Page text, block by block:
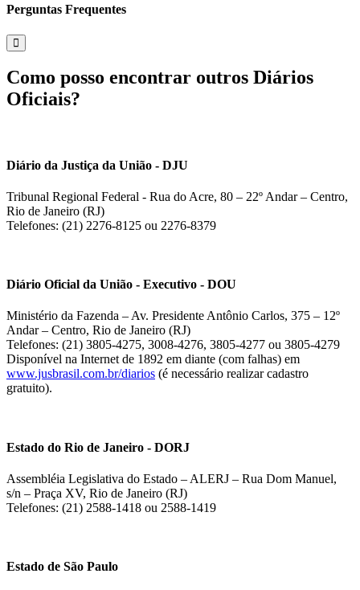
Perguntas Frequentes
Como posso encontrar outros Diários
Oficiais?
Diário da Justiça da União - DJU
Tribunal Regional Federal - Rua do Acre, 80 – 22º Andar – Centro,
Rio de Janeiro (RJ)
Telefones: (21) 2276-8125 ou 2276-8379
Diário Oficial da União - Executivo - DOU
Ministério da Fazenda – Av. Presidente Antônio Carlos, 375 – 12º
Andar – Centro, Rio de Janeiro (RJ)
Telefones: (21) 3805-4275, 3008-4276, 3805-4277 ou 3805-4279
Disponível na Internet de 1892 em diante (com falhas) em
www.jusbrasil.com.br/diarios (é necessário realizar cadastro
gratuito).
Estado do Rio de Janeiro - DORJ
Assembléia Legislativa do Estado – ALERJ – Rua Dom Manuel,
s/n – Praça XV, Rio de Janeiro (RJ)
Telefones: (21) 2588-1418 ou 2588-1419
Estado de São Paulo